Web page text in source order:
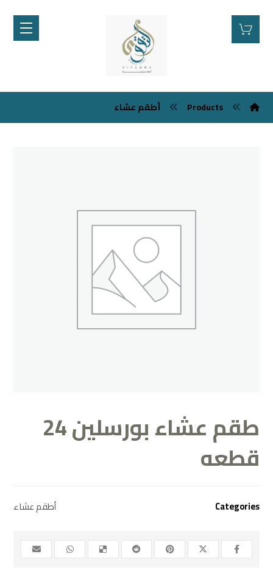
Products أطقم عشاء
طقم عشاء بورسلين 24
قطعه
Categories أطقم عشاء